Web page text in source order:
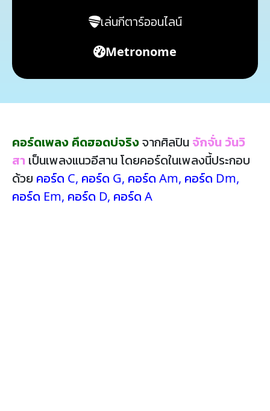
เล่นกีตาร์ออนไลน์
Metronome
คอร์ดเพลง คึดฮอดบ่จริงจากศิลปิน จักจั่น วันวิ
สา เป็นเพลงแนวอีสาน โดยคอร์ดในเพลงนี้ประกอบ
ด้วย คอร์ด C, คอร์ด G, คอร์ด Am, คอร์ด Dm,
คอร์ด Em, คอร์ด D, คอร์ด A